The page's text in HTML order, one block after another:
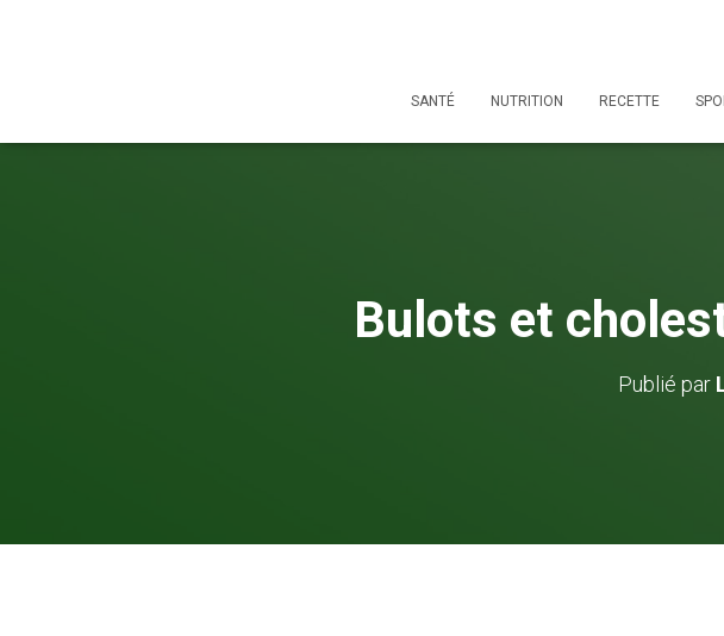
SANTÉ NUTRITION RECETTE
Bulots et
Publié par